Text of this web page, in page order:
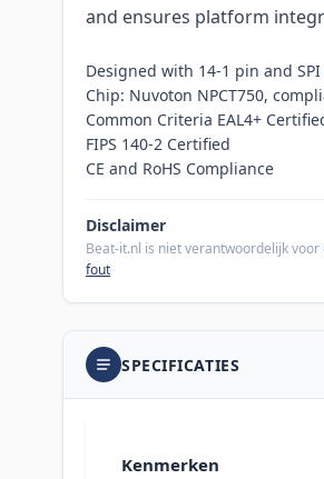
and ensures platform
Designed with 14-1 pin and
Chip: Nuvoton NPCT750,
Common Criteria EAL4+
FIPS 140-2 Certified
CE and RoHS Compliance
Disclaimer
Beat-it.nl is niet verantwoordelijk
fout
SPECIFICATIES
Kenmerken